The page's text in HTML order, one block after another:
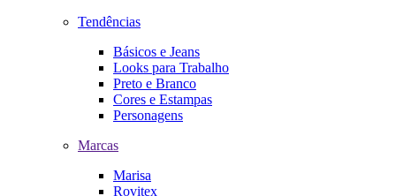
Tendências
Básicos e Jeans
Looks para Trabalho
Preto e Branco
Cores e Estampas
Personagens
Marcas
Marisa
Rovitex